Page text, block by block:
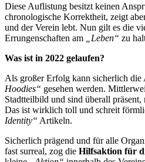
Diese Auflistung besitzt keinen
chronologische Korrektheit, zeigt
und der Verein lebt. Nun gilt es die
Errungenschaften am
„Leben“ zu
Was ist in 2022 gelaufen?
Als großer Erfolg kann sicherlich die
Hoodies“ gesehen werden.
Stadtteilbild und sind überall
Das ist wirklich toll und schreit
Identity“ Artikeln.
Sicherlich prägend und für alle
fast surreal, zog die Hilfsaktion für